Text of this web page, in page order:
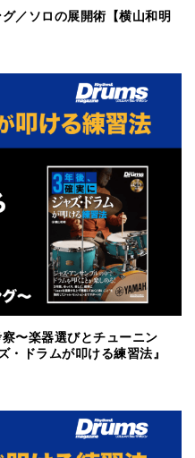
／ソロの展開術【横山和明
〜楽器選びとチューニン
ドラムが叩ける練習法』